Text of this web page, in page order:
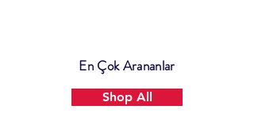
En Çok Arananlar
Shop All